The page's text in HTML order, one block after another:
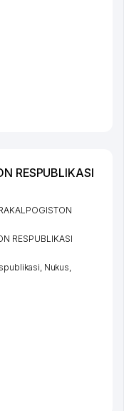
RESPUBLIKASI
RESPUBLIKASI
, Nukus,